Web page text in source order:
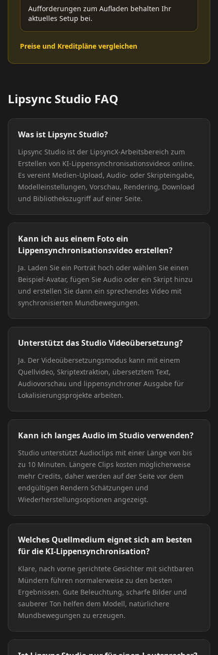
Aufforderungen zum Aufladen behalten Ihr
aktuelles Setup bei.
Preise und Kreditpläne vergleichen
Lipsync Studio FAQ
Was ist Lipsync Studio?
Lipsync Studio ist der LipsyncX-Arbeitsbereich zum
Erstellen von KI-Lippensynchronisationsvideos online.
Es vereint Medien-Upload, Audio- oder Skripteingabe,
Modelleinstellungen, Vorschau, Rendering, Download
und Bibliothekszugriff auf einer Seite.
Kann ich aus einem Foto ein
Lippensynchronisationsvideo erstellen?
Ja. Laden Sie ein Porträt hoch oder wählen Sie einen
Beispiel-Avatar, fügen Sie Audio oder ein Skript hinzu
und erstellen Sie dann ein sprechendes Video mit
synchronisierten Mundbewegungen.
Unterstützt das Studio Videoübersetzung?
Ja. Der Videoübersetzungsmodus kann mit einem
Quellvideo, Skriptextraktion, übersetztem Text,
Audiovorschau und lippensynchroner Ausgabe für
Lokalisierungsprojekte arbeiten.
Kann ich langes Audio im Studio verwenden?
Studio unterstützt Audioclips mit einer Länge von bis
zu 10 Minuten. Längere Clips kosten möglicherweise
mehr Credits, daher werden auf der Seite vor dem
endgültigen Rendern Schätzungen und
Wiederherstellungsoptionen angezeigt.
Welches Quellmedium eignet sich am besten
für die KI-Lippensynchronisation?
Klare, nach vorne gerichtete Gesichter mit sichtbaren
Mündern führen normalerweise zu den besten
Ergebnissen. Gute Beleuchtung, scharfe Bilder und
sauberer Ton helfen dem Modell, natürlichere
Mundbewegungen zu erzeugen.